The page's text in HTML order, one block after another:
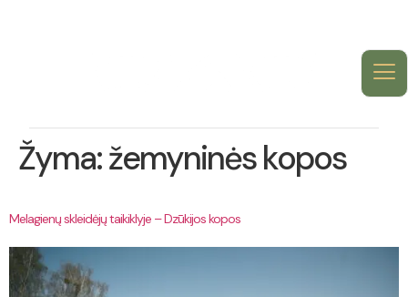
Žyma:žemyninės kopos
Melagienų skleidėjų taikiklyje – Dzūkijos kopos